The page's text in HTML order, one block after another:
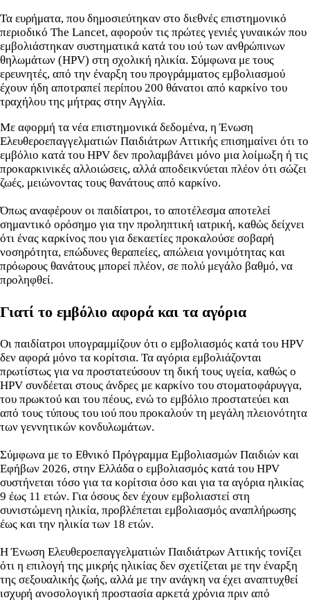
Τα ευρήματα, που δημοσιεύτηκαν στο διεθνές επιστημονικό
περιοδικό The Lancet, αφορούν τις πρώτες γενιές γυναικών που
εμβολιάστηκαν συστηματικά κατά του ιού των ανθρώπινων
θηλωμάτων (HPV) στη σχολική ηλικία. Σύμφωνα με τους
ερευνητές, από την έναρξη του προγράμματος εμβολιασμού
έχουν ήδη αποτραπεί περίπου 200 θάνατοι από καρκίνο του
τραχήλου της μήτρας στην Αγγλία.
Με αφορμή τα νέα επιστημονικά δεδομένα, η Ένωση
Ελευθεροεπαγγελματιών Παιδιάτρων Αττικής επισημαίνει ότι το
εμβόλιο κατά του HPV δεν προλαμβάνει μόνο μια λοίμωξη ή τις
προκαρκινικές αλλοιώσεις, αλλά αποδεικνύεται πλέον ότι σώζει
ζωές, μειώνοντας τους θανάτους από καρκίνο.
Όπως αναφέρουν οι παιδίατροι, το αποτέλεσμα αποτελεί
σημαντικό ορόσημο για την προληπτική ιατρική, καθώς δείχνει
ότι ένας καρκίνος που για δεκαετίες προκαλούσε σοβαρή
νοσηρότητα, επώδυνες θεραπείες, απώλεια γονιμότητας και
πρόωρους θανάτους μπορεί πλέον, σε πολύ μεγάλο βαθμό, να
προληφθεί.
Γιατί το εμβόλιο αφορά και τα αγόρια
Οι παιδίατροι υπογραμμίζουν ότι ο εμβολιασμός κατά του HPV
δεν αφορά μόνο τα κορίτσια. Τα αγόρια εμβολιάζονται
πρωτίστως για να προστατεύσουν τη δική τους υγεία, καθώς ο
HPV συνδέεται στους άνδρες με καρκίνο του στοματοφάρυγγα,
του πρωκτού και του πέους, ενώ το εμβόλιο προστατεύει και
από τους τύπους του ιού που προκαλούν τη μεγάλη πλειονότητα
των γεννητικών κονδυλωμάτων.
Σύμφωνα με το Εθνικό Πρόγραμμα Εμβολιασμών Παιδιών και
Εφήβων 2026, στην Ελλάδα ο εμβολιασμός κατά του HPV
συστήνεται τόσο για τα κορίτσια όσο και για τα αγόρια ηλικίας
9 έως 11 ετών. Για όσους δεν έχουν εμβολιαστεί στη
συνιστώμενη ηλικία, προβλέπεται εμβολιασμός αναπλήρωσης
έως και την ηλικία των 18 ετών.
Η Ένωση Ελευθεροεπαγγελματιών Παιδιάτρων Αττικής τονίζει
ότι η επιλογή της μικρής ηλικίας δεν σχετίζεται με την έναρξη
της σεξουαλικής ζωής, αλλά με την ανάγκη να έχει αναπτυχθεί
ισχυρή ανοσολογική προστασία αρκετά χρόνια πριν από